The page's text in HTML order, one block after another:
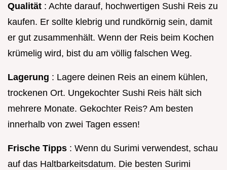
Qualität : Achte darauf, hochwertigen Sushi Reis zu
kaufen. Er sollte klebrig und rundkörnig sein, damit
er gut zusammenhält. Wenn der Reis beim Kochen
krümelig wird, bist du am völlig falschen Weg.
Lagerung : Lagere deinen Reis an einem kühlen,
trockenen Ort. Ungekochter Sushi Reis hält sich
mehrere Monate. Gekochter Reis? Am besten
innerhalb von zwei Tagen essen!
Frische Tipps : Wenn du Surimi verwendest, schau
auf das Haltbarkeitsdatum. Die besten Surimi